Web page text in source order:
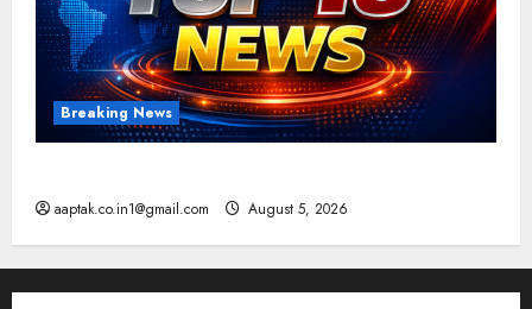
Breaking News
aaptak.co.in1@gmail.com August 5, 2026